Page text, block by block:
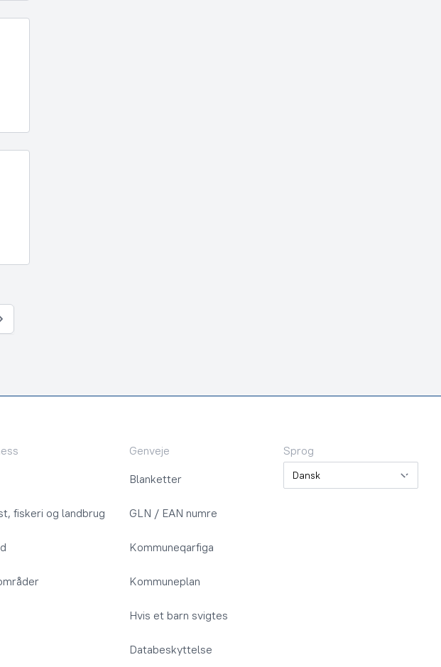
fiskeri og landbrug
Genveje
Blanketter
GLN / EAN numre
Kommuneqarfiga
Kommuneplan
Hvis et barn svigtes
Databeskyttelse
Sprog
Sprog